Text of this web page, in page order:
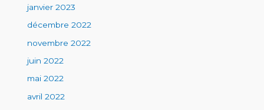
janvier 2023
décembre 2022
novembre 2022
juin 2022
mai 2022
avril 2022